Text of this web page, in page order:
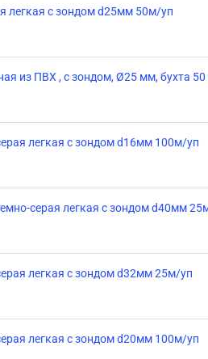
легкая с зондом d25мм 50м/уп
из ПВХ , с зондом, Ø25 мм, бухта
легкая с зондом d16мм 100м/уп
серая легкая с зондом d40мм
легкая с зондом d32мм 25м/уп
легкая с зондом d20мм 100м/уп